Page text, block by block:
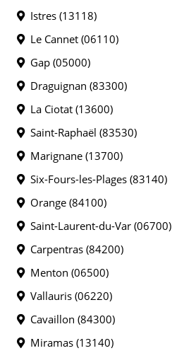
Istres (13118)
Le Cannet (06110)
Gap (05000)
Draguignan (83300)
La Ciotat (13600)
Saint-Raphaël (83530)
Marignane (13700)
Six-Fours-les-Plages (83140)
Orange (84100)
Saint-Laurent-du-Var (06700)
Carpentras (84200)
Menton (06500)
Vallauris (06220)
Cavaillon (84300)
Miramas (13140)